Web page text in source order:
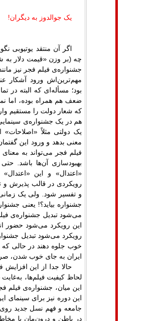
یک جوالدوز به دیگران!
اگر آن منتقد یوتیوبی
چه (بر وزن «قیمت دلار
جشنواره‌ی فیلم فجر نیز
مهم‌ترین‌اش ورود آشکار
بود؛ مسأله‌ای که البته در
ضعف هم همراه بوده، اما
که شعار دولت را مستقیم
هم در یک جشنواره‌ی
یک دولتی مثلاً
معنی بدهد و ورود این
فیلم فجر می‌تواند به
بهبودسازی آن‌ها باشد.
«اعتدال» و این
رویکردی در قالب پذیرش و
و تفسیر شود. ولی یک
جشنواره بیاید؟! یعنی
می‌شود تبدیل جشنواره‌ی
این رویکرد می‌شود حضور
رویکرد می‌شود تبدیل
خوب جلوه دهند در حالی
ایران به جای خوب شدن،
حالا جدا از این
لحاظ کیفیت فیلم‌ها،
این میان، جشنواره‌ی فیلم
این دوره نیز برای سینمای
جامعه و فهم نسل جدید روی
در باطن و درون‌مان با